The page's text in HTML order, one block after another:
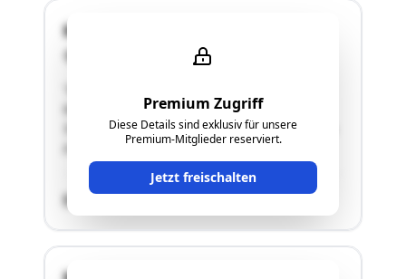
Premium Zugriff
Diese Details sind exklusiv für unsere
Premium-Mitglieder reserviert.
Jetzt freischalten
Kremstalstraße 26
4501 Neuhofen an der Krems
Neuhofen an der Krems mit einem
Tiefgaragenabstellplatz und einem Stellplatz im
SCHÄTZWERT